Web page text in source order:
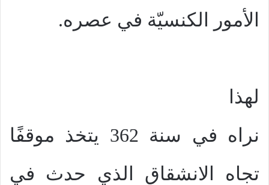
الأمور الكنسيّة في عصره.
لهذا
نراه في سنة 362 يتخذ موقفًا
تجاه الانشقاق الذي حدث في